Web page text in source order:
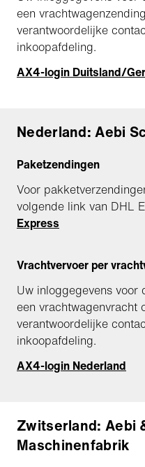
een
verantwoordelijke
inkoopafdeling.
AX4-login Duitsland/
Nederland: Aebi
Paketzendingen
Voor
volgende link van DHL
Express
Vrachtvervoer per
Uw inloggegevens voor
een vrachtwagenvracht
verantwoordelijke
inkoopafdeling.
AX4-login Nederland
Zwitserland: Aebi
Maschinenfabrik